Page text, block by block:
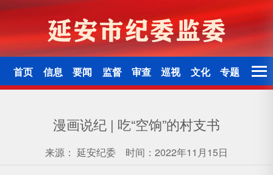
首页 信息 要闻 监督 审查 巡视 文化 专题
漫画说纪 | 吃“空饷”的村支书
来源： 延安纪委 时间：2022年11月15日